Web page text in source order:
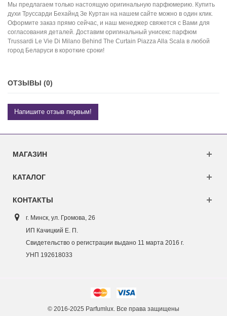
Мы предлагаем только настоящую оригинальную парфюмерию. Купить
духи Труссарди Бехайнд Зе Куртан на нашем сайте можно в один клик.
Оформите заказ прямо сейчас, и наш менеджер свяжется с Вами для
согласования деталей. Доставим оригинальный унисекс парфюм
Trussardi Le Vie Di Milano Behind The Curtain Piazza Alla Scala в любой
город Беларуси в короткие сроки!
ОТЗЫВЫ (0)
Напишите отзыв первым!
МАГАЗИН
КАТАЛОГ
КОНТАКТЫ
г. Минск, ул. Громова, 26
ИП Качицкий Е. П.
Свидетельство о регистрации выдано 11 марта 2016 г.
УНП 192618033
© 2016-2025 Parfumlux. Все права защищены